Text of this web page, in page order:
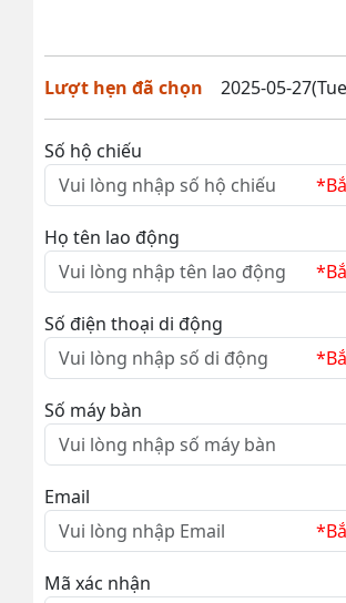
Lượt hẹn đã chọn 2025-05-
Số hộ chiếu
Họ tên lao động
Số điện thoại di động
Số máy bàn
Email
Mã xác nhận